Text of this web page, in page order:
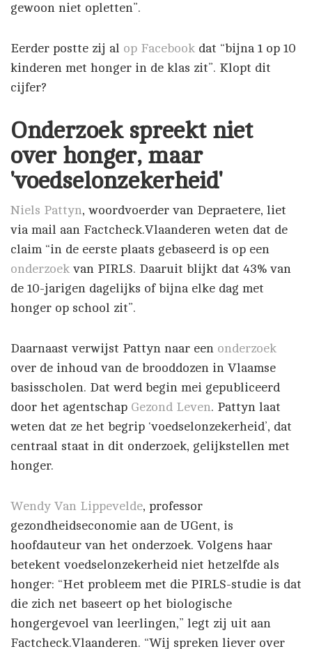
gewoon niet opletten”.
Eerder postte zij al op Facebook dat “bijna 1 op 10
kinderen met honger in de klas zit”. Klopt dit
cijfer?
Onderzoek spreekt niet
over honger, maar
'voedselonzekerheid'
Niels Pattyn, woordvoerder van Depraetere, liet
via mail aan Factcheck.Vlaanderen weten dat de
claim “in de eerste plaats gebaseerd is op een
onderzoek van PIRLS. Daaruit blijkt dat 43% van
de 10-jarigen dagelijks of bijna elke dag met
honger op school zit”.
Daarnaast verwijst Pattyn naar een onderzoek
over de inhoud van de brooddozen in Vlaamse
basisscholen. Dat werd begin mei gepubliceerd
door het agentschap Gezond Leven. Pattyn laat
weten dat ze het begrip ‘voedselonzekerheid’, dat
centraal staat in dit onderzoek, gelijkstellen met
honger.
Wendy Van Lippevelde, professor
gezondheidseconomie aan de UGent, is
hoofdauteur van het onderzoek. Volgens haar
betekent voedselonzekerheid niet hetzelfde als
honger: “Het probleem met die PIRLS-studie is dat
die zich net baseert op het biologische
hongergevoel van leerlingen,” legt zij uit aan
Factcheck.Vlaanderen. “Wij spreken liever over